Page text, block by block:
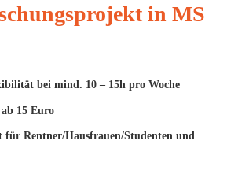
in MS
bei mind. 10 – 15h pro Woche
15 Euro
für Rentner/Hausfrauen/Studenten und